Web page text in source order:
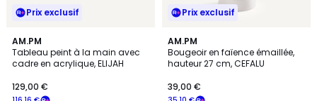
Prix exclusif
AM.PM
Tableau peint à la main avec
cadre en acrylique, ELIJAH
129,00 €
Prix exclusif
AM.PM
Bougeoir en faïence émaillée,
hauteur 27 cm, CEFALU
39,00 €